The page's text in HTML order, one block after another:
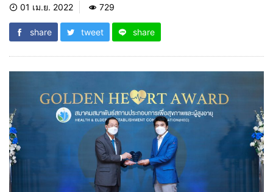
01 เม.ย. 2022 729
share tweet share